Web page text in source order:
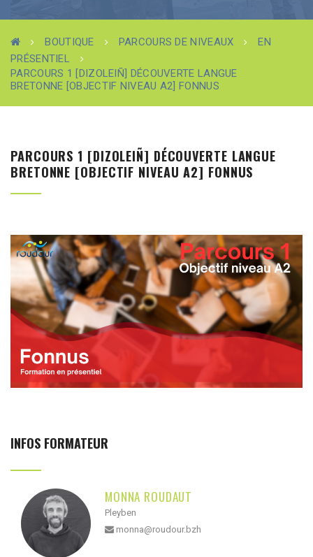
BOUTIQUE PARCOURS DE NIVEAUX
EN
PRÉSENTIEL
PARCOURS 1 [DIZOLEIÑ] DÉCOUVERTE LANGUE
BRETONNE [OBJECTIF NIVEAU A2] FONNUS
PARCOURS 1 [DIZOLEIÑ] DÉCOUVERTE LANGUE
BRETONNE [OBJECTIF NIVEAU A2] FONNUS
INFOS FORMATEUR
MONNA ROUDAUT
Pleyben
monna@roudour.bzh